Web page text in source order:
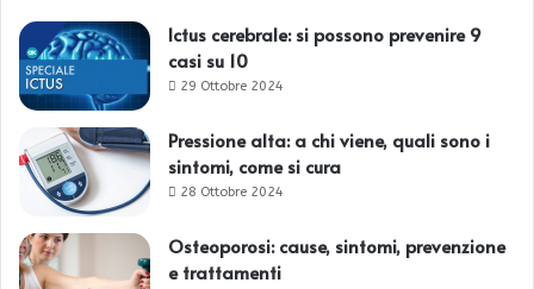
Ictus cerebrale: si possono prevenire 9
casi su 10
29 Ottobre 2024
Pressione alta: a chi viene, quali sono i
sintomi, come si cura
28 Ottobre 2024
Osteoporosi: cause, sintomi, prevenzione
e trattamenti